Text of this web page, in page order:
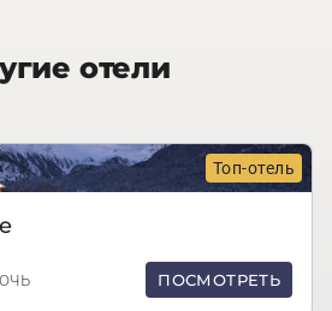
отели
Топ-отель
ПОСМОТРЕТЬ